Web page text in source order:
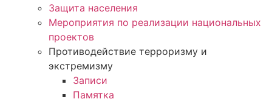
Защита населения
Мероприятия по реализации национальных
проектов
Противодействие терроризму и
экстремизму
Записи
Памятка